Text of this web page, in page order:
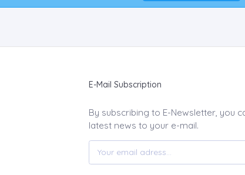
E-Mail Subscription
By subscribing to E-Newsletter, you
latest news to your e-mail.